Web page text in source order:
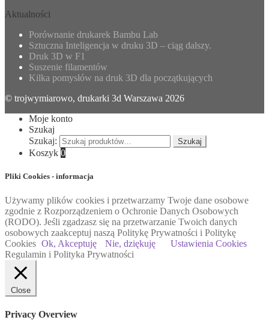
Aktualności
Porównanie drukarek Bambu Lab
Sztuczna Inteligencja w druku 3D – ciąg dalszy.
Druk 3D w F1
Suszenie filamentów
Kilka pomysłów na druk 3D dla początkujących
© trojwymiarowo, drukarki 3d Warszawa 2026
Moje konto
Szukaj
Szukaj:
Szukaj
Koszyk 0
Pliki Cookies - informacja
Używamy plików cookies i przetwarzamy Twoje dane osobowe
zgodnie z Rozporządzeniem o Ochronie Danych Osobowych
(RODO). Jeśli zgadzasz się na przetwarzanie Twoich danych
osobowych zaakceptuj naszą Politykę Prywatności i Politykę
Cookies Ok, Akceptuję Nie, dziękuję
Ustawienia Cookies
Regulamin i Polityka Prywatności
Close
Privacy Overview